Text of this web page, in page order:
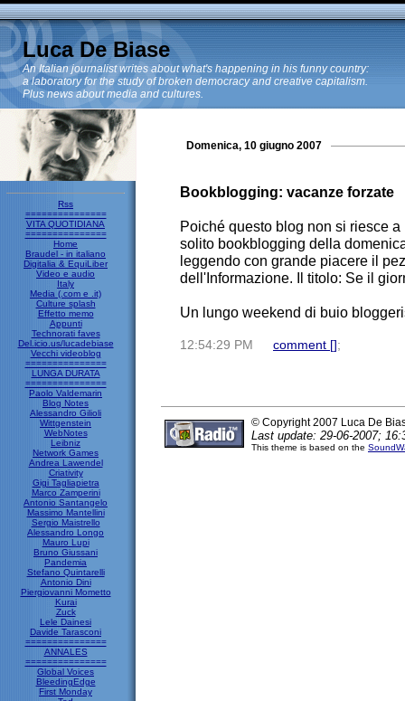
Luca De Biase
An Italian journalist writes about what's happening in his funny country:
a laboratory for the study of broken democracy and creative capitalism.
Plus news about media and cultures.
Rss
===============
VITA QUOTIDIANA
===============
Home
Braudel - in italiano
Digitalia & EquiLiber
Video e audio
Italy
Media (.com e .it)
Culture splash
Effetto memo
Appunti
Technorati faves
Del.icio.us/lucadebiase
Vecchi videoblog
===============
LUNGA DURATA
===============
Paolo Valdemarin
Blog Notes
Alessandro Gilioli
Wittgenstein
WebNotes
Leibniz
Network Games
Andrea Lawendel
Criativity
Gigi Tagliapietra
Marco Zamperini
Antonio Santangelo
Massimo Mantellini
Sergio Maistrello
Alessandro Longo
Mauro Lupi
Bruno Giussani
Pandemia
Stefano Quintarelli
Antonio Dini
Piergiovanni Mometto
Kurai
Zuck
Lele Dainesi
Davide Tarasconi
===============
ANNALES
===============
Global Voices
BleedingEdge
First Monday
Domenica, 10 giugno 2007
Bookblogging: vacanze forzate
Poiché questo blog non si riesce
solito bookblogging della
leggendo con grande piacere il
dell'Informazione. Il titolo: Se il
Un lungo weekend di buio
12:54:29 PM comment [] ;
© Copyright 2007 Luca De
Last update: 29-06-2007;
This theme is based on the